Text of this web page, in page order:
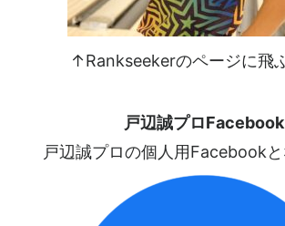
↑Rankseekerのページに飛
戸辺誠プロFacebook
戸辺誠プロの個人用Facebookと